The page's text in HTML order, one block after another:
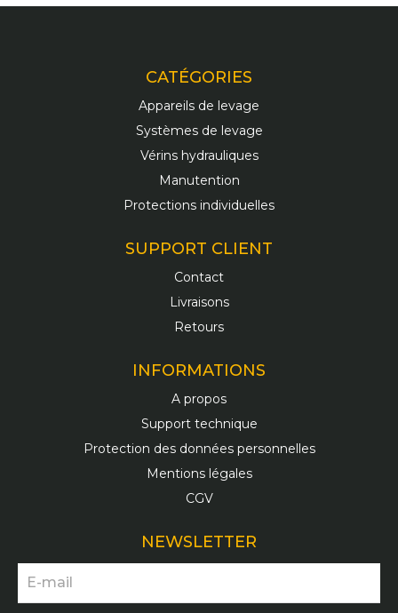
CATÉGORIES
Appareils de levage
Systèmes de levage
Vérins hydrauliques
Manutention
Protections individuelles
SUPPORT CLIENT
Contact
Livraisons
Retours
INFORMATIONS
A propos
Support technique
Protection des données personnelles
Mentions légales
CGV
NEWSLETTER